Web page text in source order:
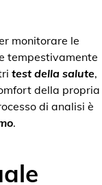
monitorare le
tempestivamente
test della salute,
della propria
di analisi è
.